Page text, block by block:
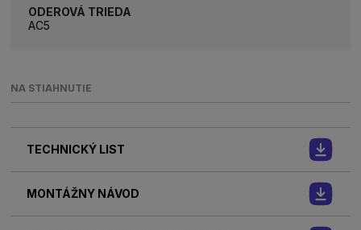
ODEROVÁ TRIEDA
AC5
NA STIAHNUTIE
TECHNICKÝ LIST
MONTÁŽNY NÁVOD